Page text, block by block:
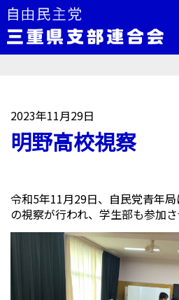
2023年11月29日
明野高校視察
令和5年11月29日、自民党青年
の視察が行われ、学生部も参加